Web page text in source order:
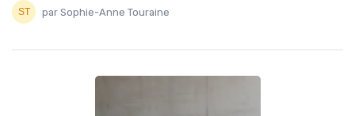
par Sophie-Anne Touraine